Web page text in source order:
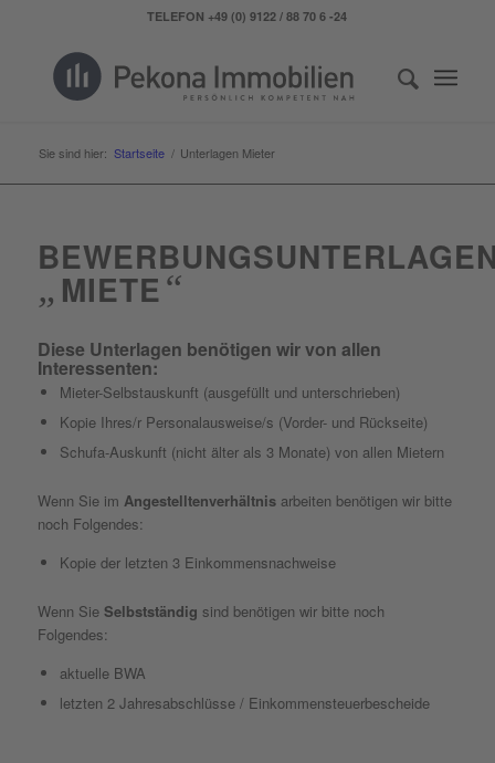
TELEFON +49 (0) 9122 / 88 70 6 -24
Sie sind hier: Startseite / Unterlagen Mieter
„ MIETE“
Diese Unterlagen benötigen wir von allen
Interessenten:
Mieter-Selbstauskunft (ausgefüllt und unterschrieben)
Kopie Ihres/r Personalausweise/s (Vorder- und Rückseite)
Schufa-Auskunft (nicht älter als 3 Monate) von allen Mietern
Wenn Sie im Angestelltenverhältnisarbeiten benötigen wir bitte
noch Folgendes:
Kopie der letzten 3 Einkommensnachweise
Wenn Sie Selbstständig sind benötigen wir bitte noch
Folgendes:
aktuelle BWA
letzten 2 Jahresabschlüsse / Einkommensteuerbescheide